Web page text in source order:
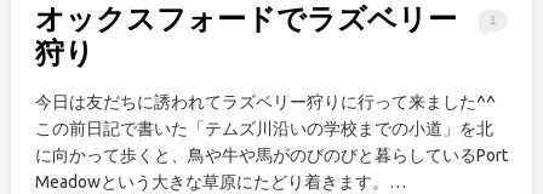
1
オックスフォードでラズベリー
狩り
今日は友だちに誘われてラズベリー狩りに行って来ました^^
この前日記で書いた「テムズ川沿いの学校までの小道」を北
に向かって歩くと、鳥や牛や馬がのびのびと暮らしているPort
Meadowという大きな草原にたどり着きます。…